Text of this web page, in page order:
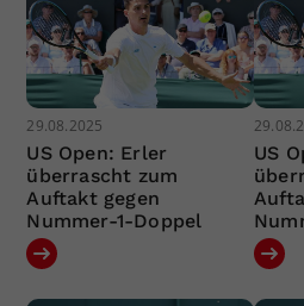
29.08.2025
US Open: Erler
überrascht zum
Auftakt gegen
Nummer-1-Doppel
US